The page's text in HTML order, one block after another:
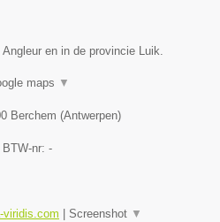
en in de provincie Luik.
maps ▼
Berchem (Antwerpen)
BTW-nr: -
viridis.com Screenshot ▼